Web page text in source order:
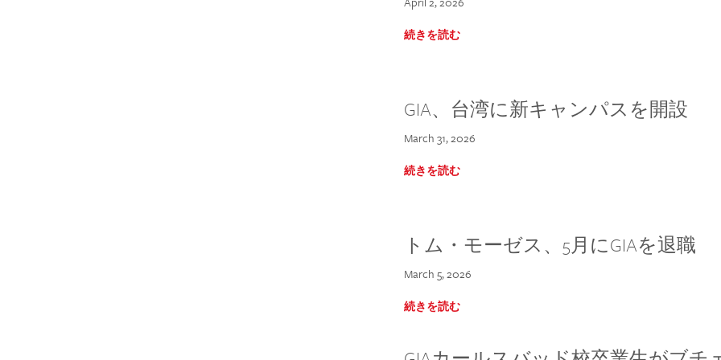
続きを読む
GIA、台湾に新キャンパスを開設
March 31, 2026
続きを読む
トム・モーゼス、5月にGIAを退職
March 5, 2026
続きを読む